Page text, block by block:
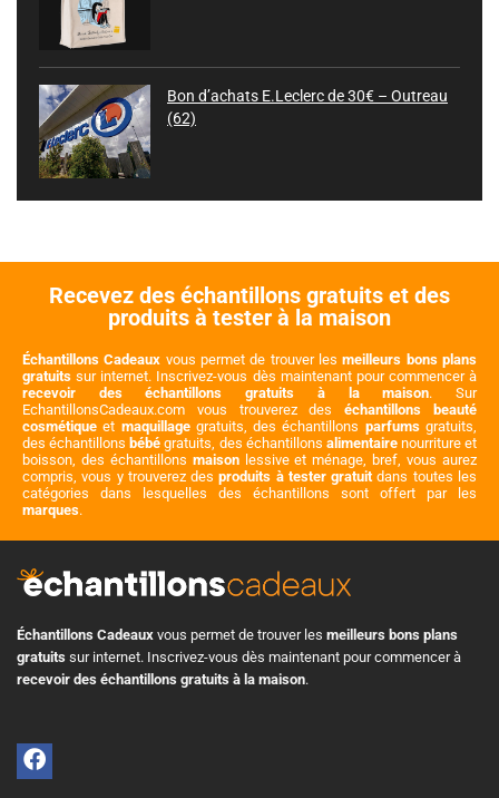
Bon d’achats E.Leclerc de 30€ – Outreau
(62)
Recevez des échantillons gratuits et des
produits à tester à la maison
Échantillons Cadeaux vous permet de trouver lesmeilleurs bons plans
gratuits sur internet. Inscrivez-vous dès maintenant pour commencer à
recevoir des échantillons gratuits à la maison. Sur
EchantillonsCadeaux.com vous trouverez deséchantillons beauté
cosmétique et maquillagegratuits, des échantillons parfumsgratuits,
des échantillonsbébé gratuits, des échantillons alimentairenourriture et
boisson, des échantillons maisonlessive et ménage, bref, vous aurez
compris, vous y trouverez desproduits à tester gratuit dans toutes les
catégories dans lesquelles des échantillons sont offert par les
marques.
Échantillons Cadeaux vous permet de trouver les meilleurs bons plans
gratuits sur internet. Inscrivez-vous dès maintenant pour commencer à
recevoir des échantillons gratuits à la maison.